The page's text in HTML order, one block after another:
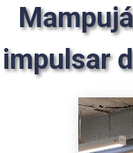
impulsar